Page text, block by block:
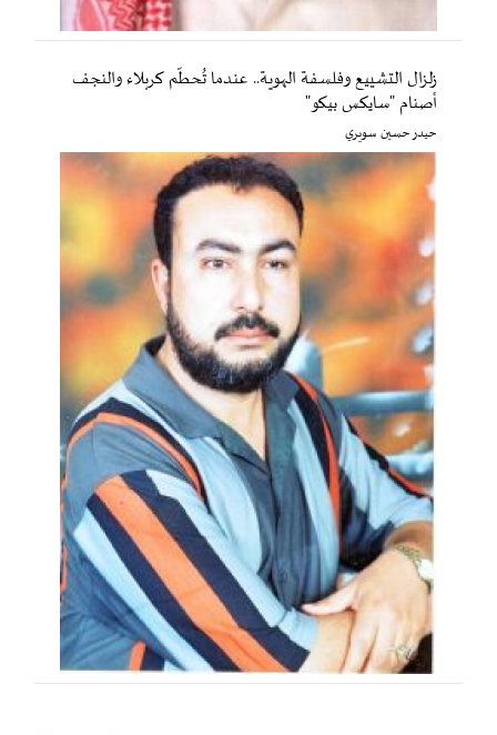
زلزال التشييع وفلسفة الهوية.. عندما تُحطّم كربلاء والنجف
أصنام "سايكس بيكو"
حيدر حسين سويري